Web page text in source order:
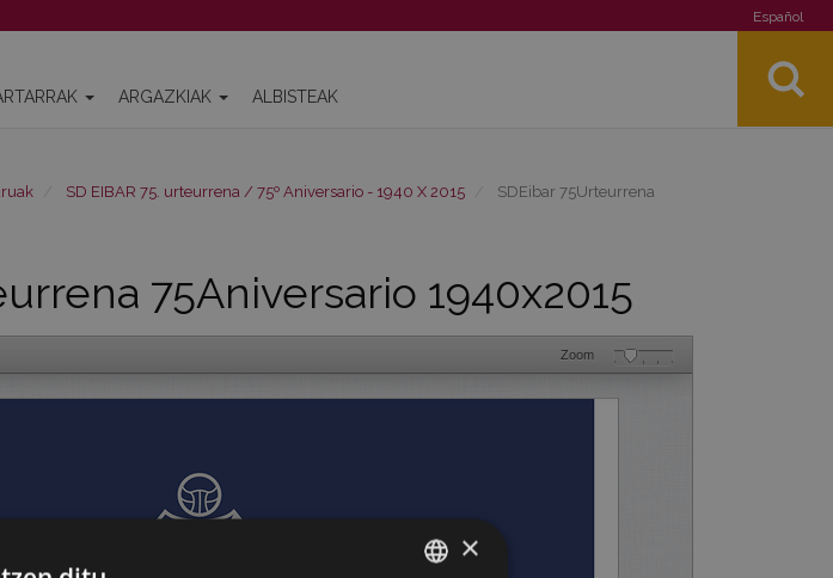
Español
ARGAZKIAK ALBISTEAK
SD EIBAR 75. urteurrena / 75º Aniversario - 1940 X 2015
SDEibar 75Urteurrena
75Aniversario 1940x2015
Zoom
×